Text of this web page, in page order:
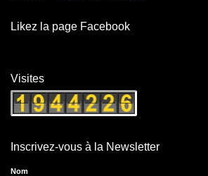
Likez la page Facebook
Visites
Inscrivez-vous à la Newsletter
Nom